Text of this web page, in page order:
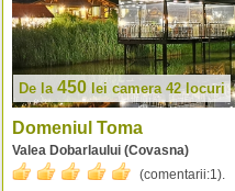
De la 450 lei camera 42 locuri
Domeniul Toma
Valea Dobarlaului (Covasna)
(comentarii:1 ).